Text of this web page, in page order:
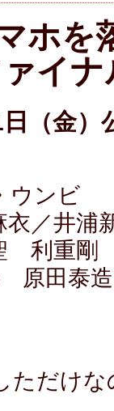
ホを
イ
（金）
ウンビ
／井浦
利重剛
原田泰
ただけ